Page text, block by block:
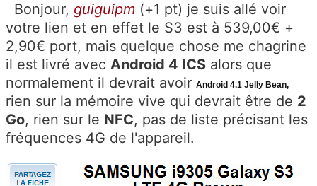
Bonjour, guiguipm (+1 pt) je suis allé voir
votre lien et en effet le S3 est à 539,00€ +
2,90€ port, mais quelque chose me chagrine
il est livré avec Android 4 ICS alors que
normalement il devrait avoir Android 4.1 Jelly Bean,
rien sur la mémoire vive qui devrait être de 2
Go, rien sur le NFC, pas de liste précisant les
fréquences 4G de l'appareil.